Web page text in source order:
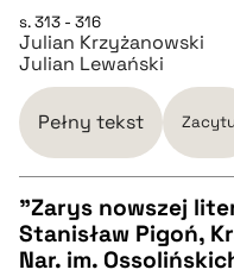
BIBTEX
pobierz cytat
s. 313 - 316
Julian Krzyżanowski
Julian Lewański
Pełny tekst
CZYSTY TEKST
"Zarys nowszej
Stanisław Pigoń,
Nar. im.